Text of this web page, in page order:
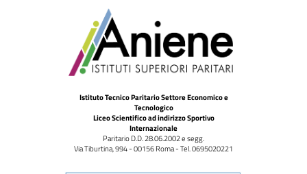
Istituto Tecnico Paritario Settore Economico e
Tecnologico
Liceo Scientifico ad indirizzo Sportivo
Internazionale
Paritario D.D. 28.06.2002 e segg.
Via Tiburtina, 994 - 00156 Roma - Tel. 0695020221